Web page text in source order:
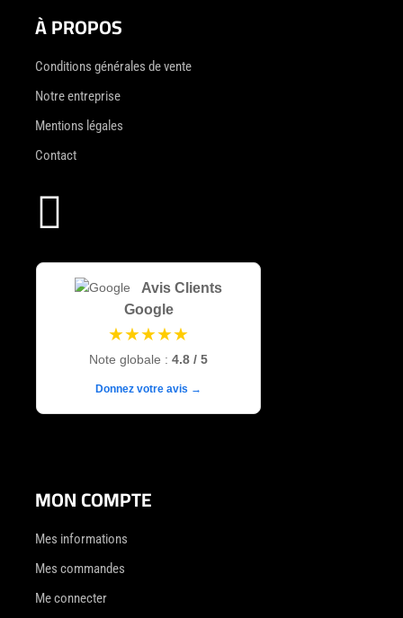
À PROPOS
Conditions générales de vente
Notre entreprise
Mentions légales
Contact

Avis Clients
Google
★★★★★
Note globale : 4.8 / 5
Donnez votre avis →
MON COMPTE
Mes informations
Mes commandes
Me connecter